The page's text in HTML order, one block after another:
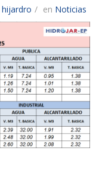
hijardro en Noticias